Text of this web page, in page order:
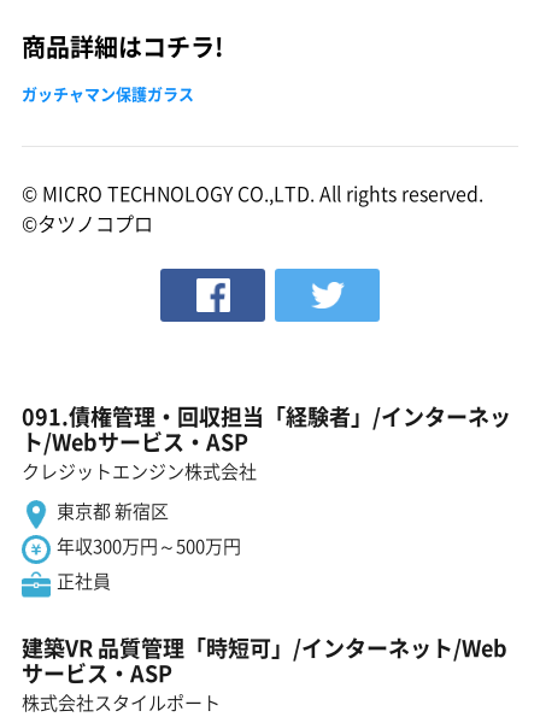
商品詳細はコチラ!
ガッチャマン保護ガラス
© MICRO TECHNOLOGY CO.,LTD. All rights reserved.
©タツノコプロ
091.債権管理・回収担当「経験者」/インターネッ
ト/Webサービス・ASP
クレジットエンジン株式会社
東京都 新宿区
年収300万円～500万円
正社員
建築VR 品質管理「時短可」/インターネット/Web
サービス・ASP
株式会社スタイルポート